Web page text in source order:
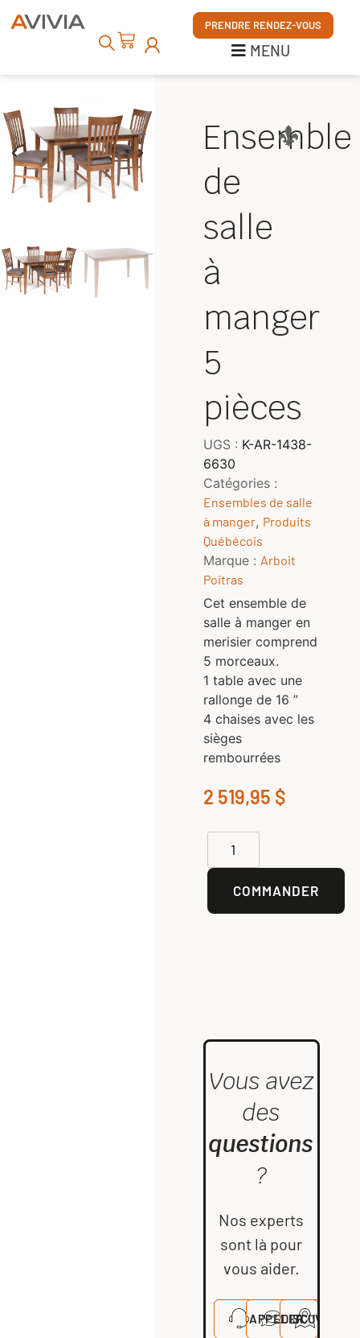
PRENDRE RENDEZ-VOUS
MENU
MENU
Ensemble
de
salle
à
manger
5
pièces
UGS : K-AR-1438-
6630
Catégories :
Ensembles de salle
à manger, Produits
Québécois
Marque : Arboit
Poitras
Cet ensemble de
salle à manger en
merisier comprend
5 morceaux.
1 table avec une
rallonge de 16 ”
4 chaises avec les
sièges
rembourrées
2 519,95 $
COMMANDER
Vous avez
des
questions
?
Nos experts
sont là pour
vous aider.
APPELERDISCUTERVISITER